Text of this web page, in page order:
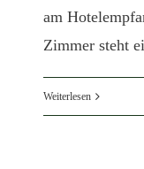
am
Zimmer steht
Weiterlesen